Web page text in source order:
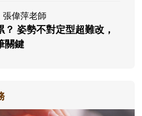
張偉萍老師
姿勢不對定型超難改，
關鍵